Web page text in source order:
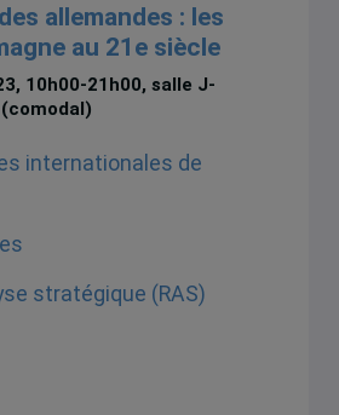
allemandes : les
au 21e siècle
10h00-21h00, salle J-